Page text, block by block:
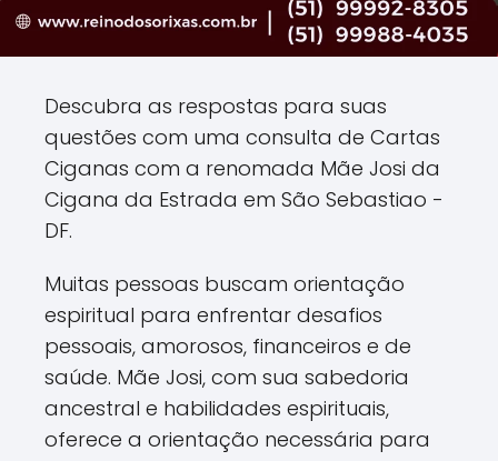
Descubra as respostas para suas
questões com uma consulta de Cartas
Ciganas com a renomada Mãe Josi da
Cigana da Estrada em São Sebastiao -
DF.
Muitas pessoas buscam orientação
espiritual para enfrentar desafios
pessoais, amorosos, financeiros e de
saúde. Mãe Josi, com sua sabedoria
ancestral e habilidades espirituais,
oferece a orientação necessária para